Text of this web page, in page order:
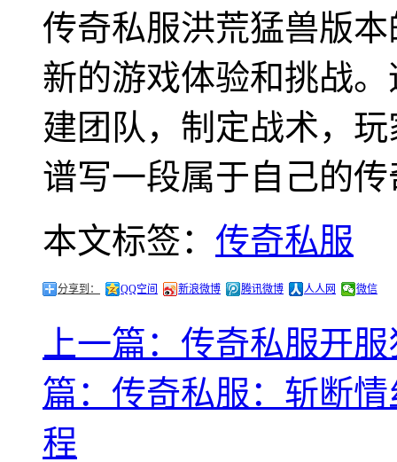
传奇私服洪荒猛兽版
新的游戏体验和挑战
建团队，制定战术，
谱写一段属于自己的
本文标签： 传奇私服
分享到： QQ空间 新浪微博 腾讯微博 人人网 微信
上一篇：传奇私服开
篇：传奇私服：斩断
程